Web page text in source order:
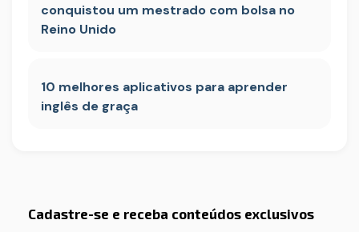
conquistou um mestrado com bolsa no
Reino Unido
10 melhores aplicativos para aprender
inglês de graça
Cadastre-se e receba conteúdos exclusivos